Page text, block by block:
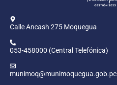
Calle Ancash 275 Moquegua
053-458000 (Central Telefónica)
munimoq@munimoquegua.gob.pe